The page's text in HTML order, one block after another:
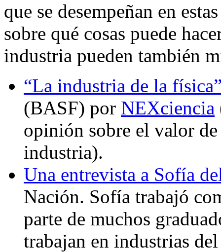
que se desempeñan en
sobre qué cosas puede
industria pueden también
“La industria de la
(BASF) por NEXciencia
opinión sobre el valor
industria).
Una entrevista a Sofía
Nación. Sofía trabajó
parte de muchos
trabajan en industrias